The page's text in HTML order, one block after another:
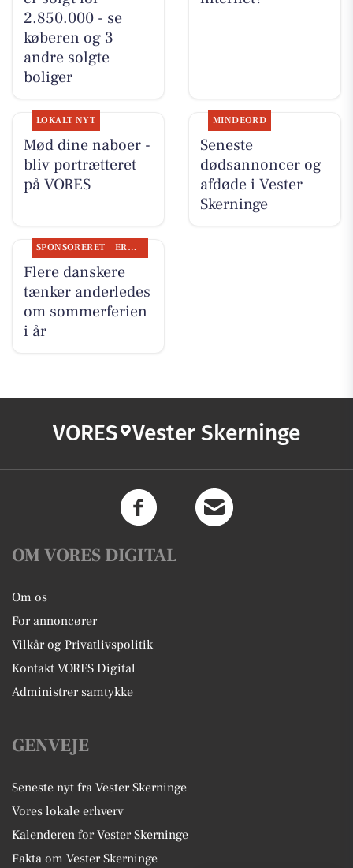
2.850.000 - se
køberen og 3
andre solgte
boliger
LOKALT NYT
Mød dine naboer -
bliv portrætteret
på VORES
MINDEORD
Seneste
dødsannoncer og
afdøde i Vester
Skerninge
SPONSORERET ERHVERV
Flere danskere
tænker anderledes
om sommerferien
i år
VORES Vester Skerninge
OM VORES DIGITAL
Om os
For annoncører
Vilkår og Privatlivspolitik
Kontakt VORES Digital
Administrer samtykke
GENVEJE
Seneste nyt fra Vester Skerninge
Vores lokale erhverv
Kalenderen for Vester Skerninge
Fakta om Vester Skerninge